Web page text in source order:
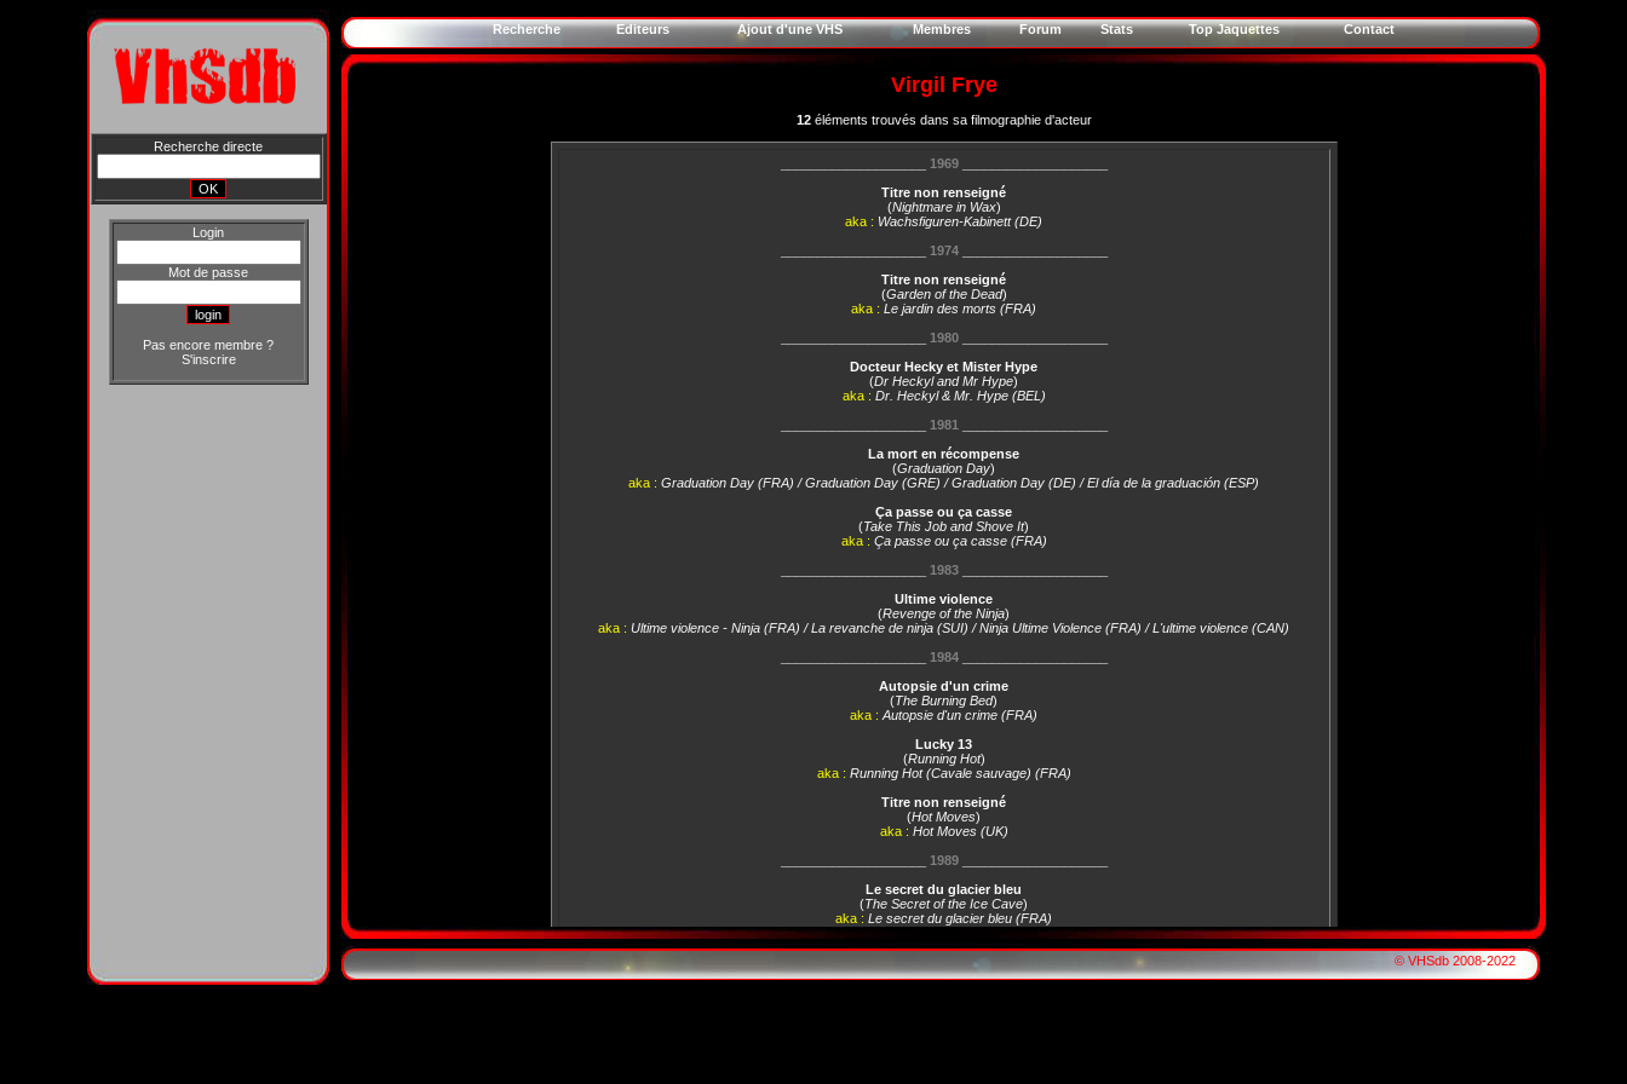
Recherche directe
Login
Mot de passe
Pas encore membre ?
S'inscrire
Recherche Editeurs Ajout d'une VHS Membres Forum Stats Top Jaquettes Contact
Virgil Frye
12éléments trouvés dans sa filmographie d'acteur
1969____________________
Titre non renseigné
(Nightmare in Wax)
aka : Wachsfiguren-Kabinett (DE)
1974____________________
Titre non renseigné
(Garden of the Dead)
aka : Le jardin des morts (FRA)
1980____________________
Docteur Hecky et Mister Hype
(Dr Heckyl and Mr Hype)
aka : Dr. Heckyl & Mr. Hype (BEL)
1981
La mort en récompense
(Graduation Day)
aka : Graduation Day (FRA) / Graduation Day (GRE) / Graduation Day (DE) / El día de la graduación (ESP)
Ça passe ou ça casse
(Take This Job and Shove It)
aka : Ça passe ou ça casse (FRA)
1983____________________
Ultime violence
(Revenge of the Ninja)
aka : Ultime violence - Ninja (FRA) / La revanche de ninja (SUI) / Ninja Ultime Violence (FRA) / L'ultime violence (CAN)
1984____________________
Autopsie d'un crime
(The Burning Bed)
aka : Autopsie d'un crime (FRA)
Lucky 13
(Running Hot)
aka : Running Hot (Cavale sauvage) (FRA)
Titre non renseigné
(Hot Moves)
aka : Hot Moves (UK)
1989____________________
Le secret du glacier bleu
(The Secret of the Ice Cave)
aka : Le secret du glacier bleu (FRA)
____________________1990____________________
Pacific Palisades
© VHSdb 2008-2022